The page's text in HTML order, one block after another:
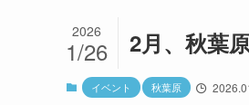
2月、秋葉
2026
1/26
イベント 秋葉原